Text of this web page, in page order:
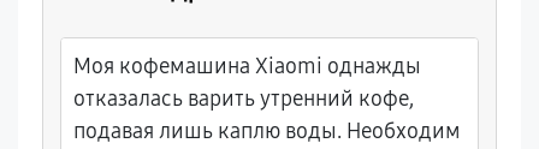
Моя кофемашина Xiaomi однажды
отказалась варить утренний кофе,
подавая лишь каплю воды. Необходим